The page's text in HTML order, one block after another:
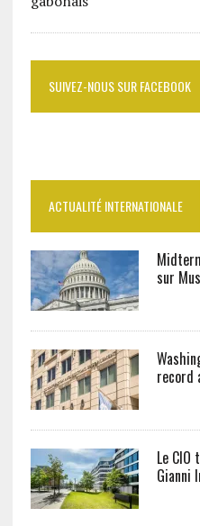
SUIVEZ-NOUS SUR FACEBOOK
ACTUALITÉ INTERNATIONALE
sur
record
Le
Gianni